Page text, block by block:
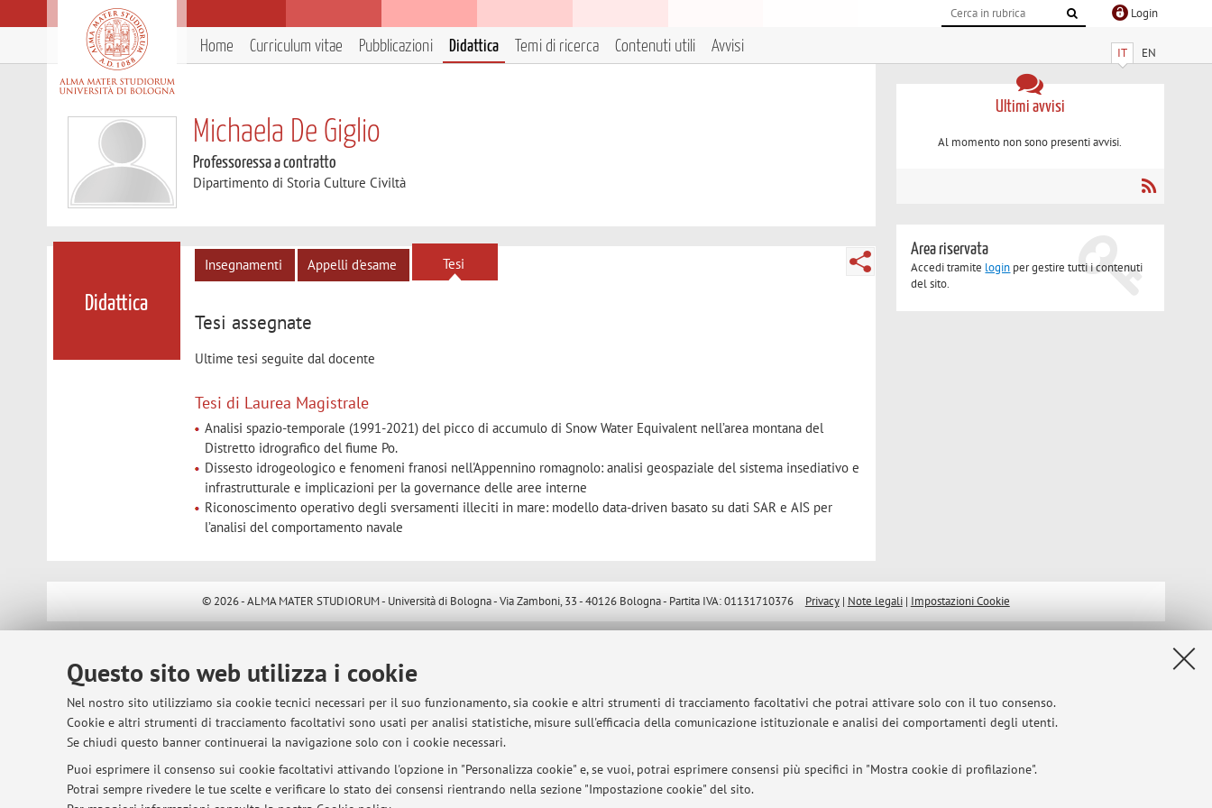
Questo sito web utilizza i cookie
Nel nostro sito utilizziamo sia cookie tecnici necessari per il suo funzionamento, sia cookie e altri strumenti di tracciamento facoltativi che potrai attivare solo con il tuo consenso.
Cookie e altri strumenti di tracciamento facoltativi sono usati per analisi statistiche, misure sull'efficacia della comunicazione istituzionale e analisi dei comportamenti degli utenti.
Se chiudi questo banner continuerai la navigazione solo con i cookie necessari.
Puoi esprimere il consenso sui cookie facoltativi attivando l'opzione in "Personalizza cookie" e, se vuoi, potrai esprimere consensi più specifici in "Mostra cookie di profilazione".
Potrai sempre rivedere le tue scelte e verificare lo stato dei consensi rientrando nella sezione "Impostazione cookie" del sito.
Login
IT EN
Home Curriculum vitae Pubblicazioni Didattica Temi di ricerca Contenuti utili Avvisi
Michaela De Giglio
Professoressa a contratto
Dipartimento di Storia Culture Civiltà
Didattica
Insegnamenti Appelli d'esame Tesi
Tesi assegnate
Ultime tesi seguite dal docente
Tesi di Laurea Magistrale
Analisi spazio-temporale (1991-2021) del picco di accumulo di Snow Water Equivalent nell’area montana del
Distretto idrografico del fiume Po.
Dissesto idrogeologico e fenomeni franosi nell'Appennino romagnolo: analisi geospaziale del sistema insediativo e
infrastrutturale e implicazioni per la governance delle aree interne
Riconoscimento operativo degli sversamenti illeciti in mare: modello data-driven basato su dati SAR e AIS per
l’analisi del comportamento navale
Ultimi avvisi
Al momento non sono presenti avvisi.
Area riservata
Accedi tramite login per gestire tutti i contenuti
del sito.
© 2026 - ALMA MATER STUDIORUM - Università di Bologna - Via Zamboni, 33 - 40126 Bologna - Partita IVA: 01131710376 Privacy| Note legali| Impostazioni Cookie